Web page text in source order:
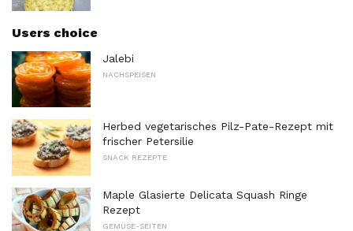
Users choice
Jalebi
NACHSPEISEN
Herbed vegetarisches Pilz-Pate-Rezept mit
frischer Petersilie
SNACK REZEPTE
Maple Glasierte Delicata Squash Ringe
Rezept
GEMÜSE-SEITEN